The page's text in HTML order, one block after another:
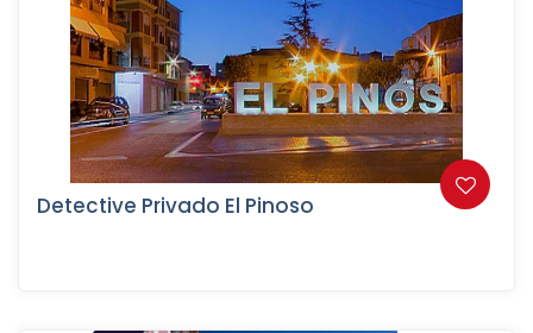
Detective Privado El Pinoso